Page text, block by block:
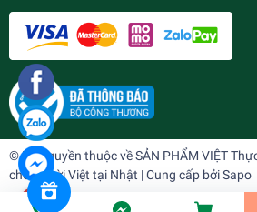
© Bản quyền thuộc vềSẢN PHẨM VIỆT
cho người Việt tại Nhật | Cung cấp bởiSapo
¥760
undefined
Tiến Hành Thanh